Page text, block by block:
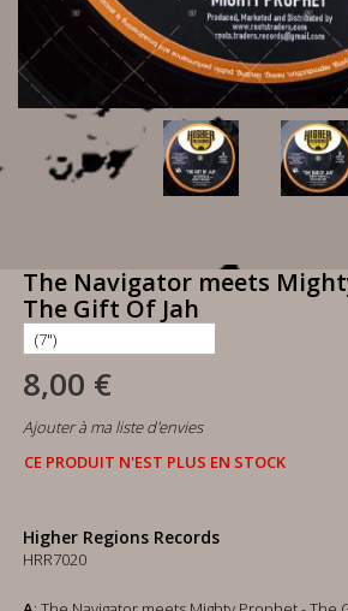
The Navigator meets
The Gift Of Jah
8,00 €
Ajouter à ma liste d'envies
CE PRODUIT N'EST PLUS EN STOCK
Higher Regions Records
HRR7020